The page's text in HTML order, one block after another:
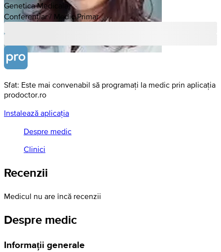
Genetica Medicala
Conferențiar / Medic Primar
Sfat: Este mai convenabil să programați la medic prin aplicația
prodoctor.ro
Instalează aplicația
Despre medic
Clinici
Recenzii
Medicul nu are încă recenzii
Despre medic
Informații generale